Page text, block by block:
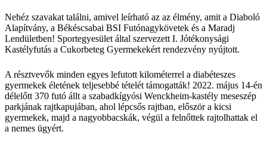
Nehéz szavakat találni, amivel leírható az az élmény, amit a Diaboló
Alapítvány, a Békéscsabai BSI Futónagykövetek és a Maradj
Lendületben! Sportegyesület által szervezett I. Jótékonysági
Kastélyfutás a Cukorbeteg Gyermekekért rendezvény nyújtott.
A résztvevők minden egyes lefutott kilométerrel a diabéteszes
gyermekek életének teljesebbé tételét támogatták! 2022. május 14-én
délelőtt 370 futó állt a szabadkígyósi Wenckheim-kastély meseszép
parkjának rajtkapujában, ahol lépcsős rajtban, először a kicsi
gyermekek, majd a nagyobbacskák, végül a felnőttek rajtolhattak el
a nemes ügyért.